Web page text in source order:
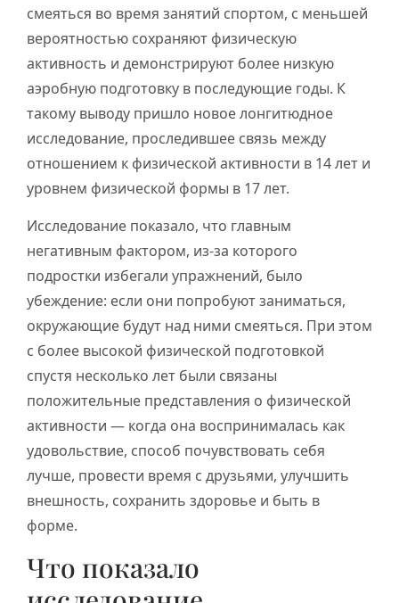
смеяться во время занятий спортом, с меньшей
вероятностью сохраняют физическую
активность и демонстрируют более низкую
аэробную подготовку в последующие годы. К
такому выводу пришло новое лонгитюдное
исследование, проследившее связь между
отношением к физической активности в 14 лет и
уровнем физической формы в 17 лет.
Исследование показало, что главным
негативным фактором, из-за которого
подростки избегали упражнений, было
убеждение: если они попробуют заниматься,
окружающие будут над ними смеяться. При этом
с более высокой физической подготовкой
спустя несколько лет были связаны
положительные представления о физической
активности — когда она воспринималась как
удовольствие, способ почувствовать себя
лучше, провести время с друзьями, улучшить
внешность, сохранить здоровье и быть в
форме.
Что показало